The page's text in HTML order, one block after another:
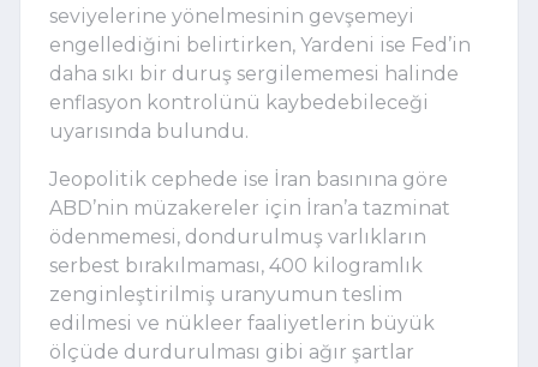
seviyelerine yönelmesinin gevşemeyi
engellediğini belirtirken, Yardeni ise Fed’in
daha sıkı bir duruş sergilememesi halinde
enflasyon kontrolünü kaybedebileceği
uyarısında bulundu.
Jeopolitik cephede ise İran basınına göre
ABD’nin müzakereler için İran’a tazminat
ödenmemesi, dondurulmuş varlıkların
serbest bırakılmaması, 400 kilogramlık
zenginleştirilmiş uranyumun teslim
edilmesi ve nükleer faaliyetlerin büyük
ölçüde durdurulması gibi ağır şartlar